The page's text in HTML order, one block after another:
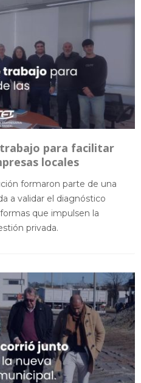
trabajo para facilitar
locales
formaron parte de una
a validar el diagnóstico
que impulsen la
privada.